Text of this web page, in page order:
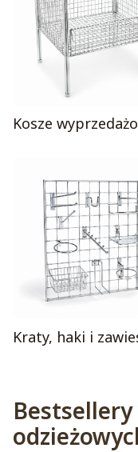
Kosze
Kraty, haki i